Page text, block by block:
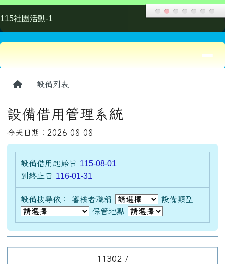
設備借用起始日
11302 /
hanlin_wifi_1
WIFI網路接收器 hanlin_wifi接收器_1
教務處 /
/ /
( 人氣 1 )
可借